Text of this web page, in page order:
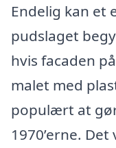
Endelig kan et
pudslaget
hvis facaden
malet med
populært at
1970’erne.